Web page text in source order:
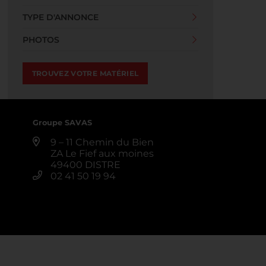
TYPE D'ANNONCE
PHOTOS
Groupe SAVAS
9 – 11 Chemin du Bien
ZA Le Fief aux moines
49400 DISTRE
02 41 50 19 94